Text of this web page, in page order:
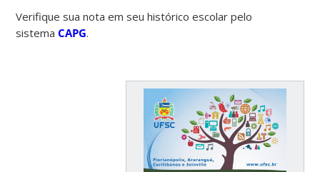
Verifique sua nota em seu histórico escolar pelo
sistemaCAPG.